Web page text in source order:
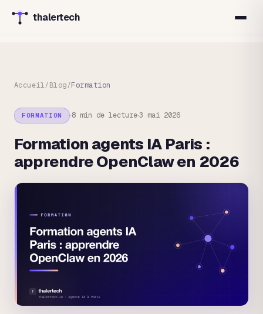
thalertech
Accueil/Blog/Formation
FORMATION ·8 min de lecture·3 mai 2026
Formation agents IA Paris :
apprendre OpenClaw en 2026